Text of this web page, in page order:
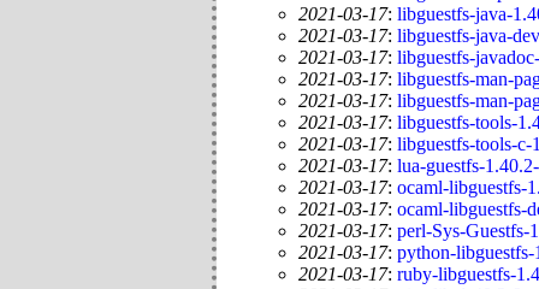
2021-03-17: libguestfs-java-
2021-03-17: libguestfs-java-
2021-03-17: libguestfs-
2021-03-17: libguestfs-man-
2021-03-17: libguestfs-man-
2021-03-17: libguestfs-tools-
2021-03-17: libguestfs-tools-c-
2021-03-17: lua-guestfs-
2021-03-17: ocaml-libguestfs-
2021-03-17: ocaml-libguestfs-
2021-03-17: perl-Sys-Guestfs-
2021-03-17: python-
2021-03-17: ruby-libguestfs-